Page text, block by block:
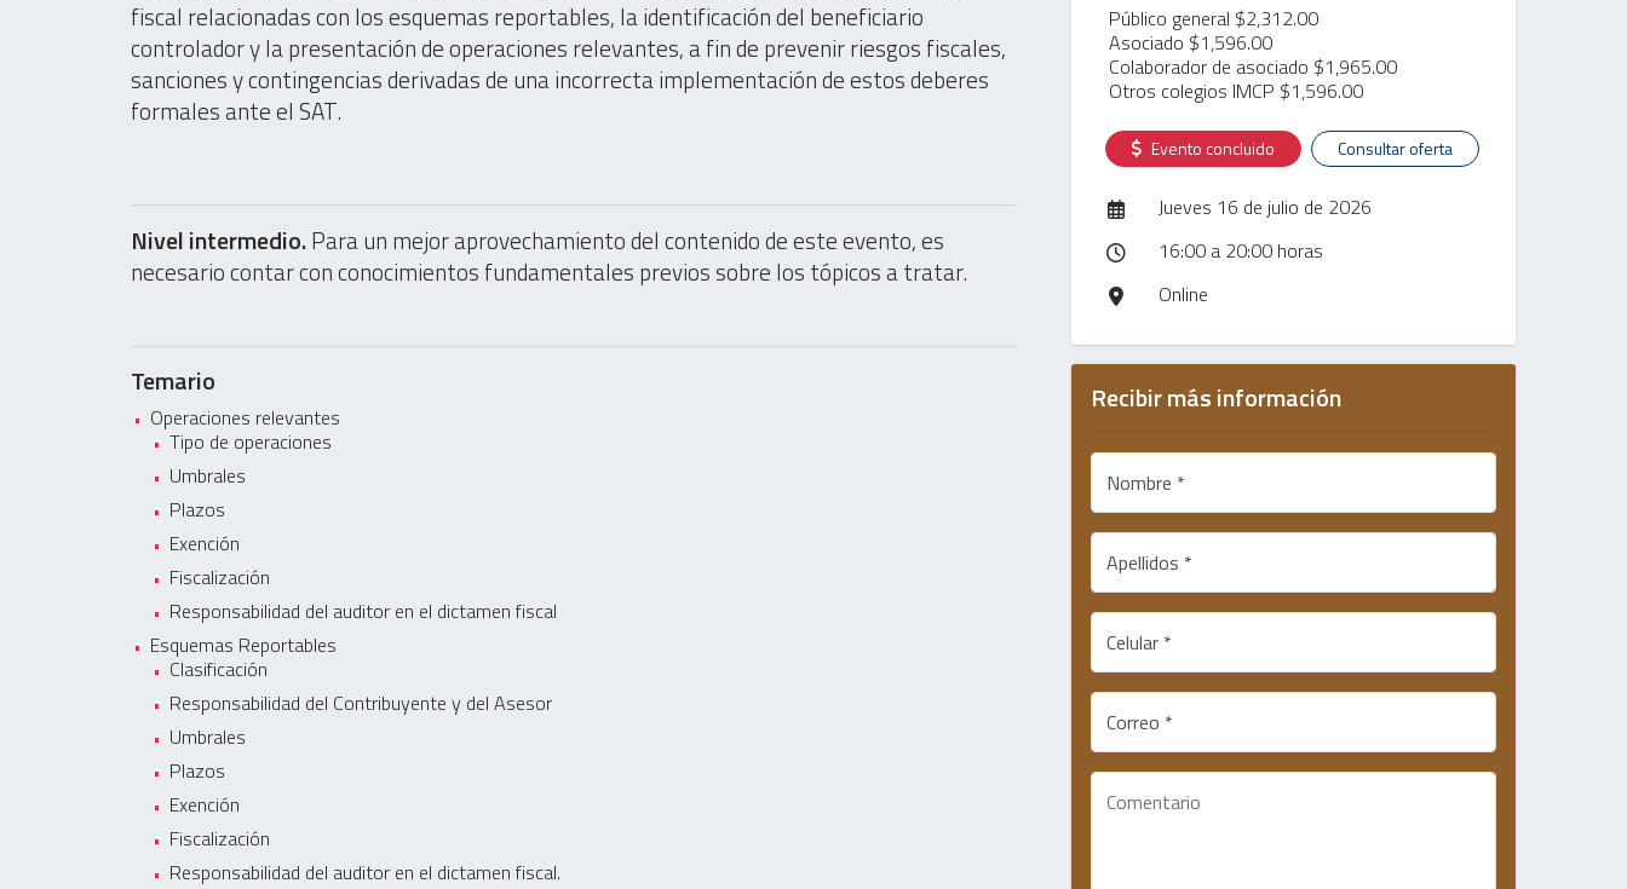
fiscal relacionadas con los esquemas reportables, la identificación del beneficiario
controlador y la presentación de operaciones relevantes, a fin de prevenir riesgos fiscales,
sanciones y contingencias derivadas de una incorrecta implementación de estos deberes
formales ante el SAT.
Nivel intermedio.Para un mejor aprovechamiento del contenido de este evento, es
necesario contar con conocimientos fundamentales previos sobre los tópicos a tratar.
Temario
Operaciones relevantes
Tipo de operaciones
Umbrales
Plazos
Exención
Fiscalización
Responsabilidad del auditor en el dictamen fiscal
Esquemas Reportables
Clasificación
Responsabilidad del Contribuyente y del Asesor
Umbrales
Plazos
Exención
Fiscalización
Responsabilidad del auditor en el dictamen fiscal.
Público general $2,312.00
Asociado $1,596.00
Colaborador de asociado $1,965.00
Otros colegios IMCP $1,596.00
Evento concluido Consultar oferta
Jueves 16 de julio de 2026
16:00 a 20:00 horas
Online
Recibir más información
Nombre *
Apellidos *
Celular *
Correo *